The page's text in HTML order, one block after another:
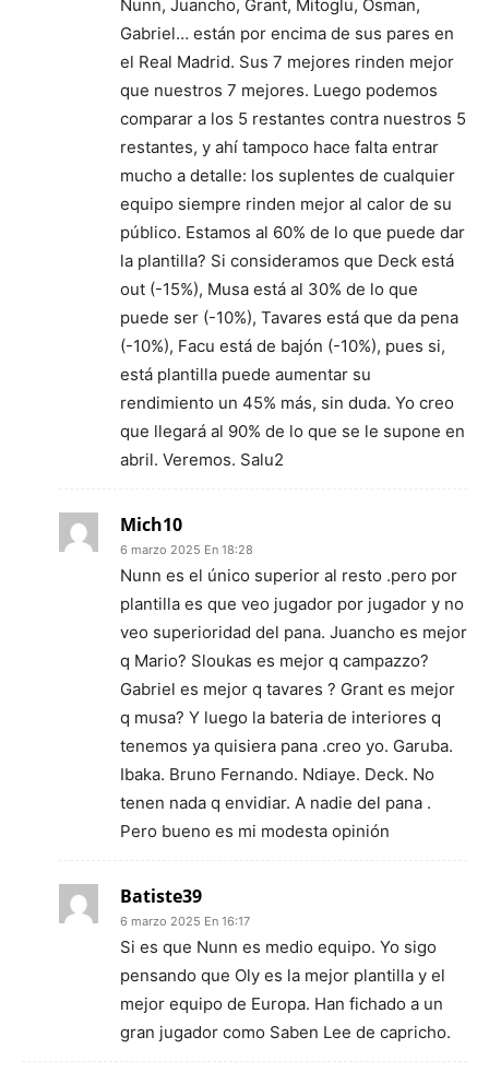
Nunn, Juancho, Grant, Mitoglu, Osman,
Gabriel… están por encima de sus pares en
el Real Madrid. Sus 7 mejores rinden mejor
que nuestros 7 mejores. Luego podemos
comparar a los 5 restantes contra nuestros 5
restantes, y ahí tampoco hace falta entrar
mucho a detalle: los suplentes de cualquier
equipo siempre rinden mejor al calor de su
público. Estamos al 60% de lo que puede dar
la plantilla? Si consideramos que Deck está
out (-15%), Musa está al 30% de lo que
puede ser (-10%), Tavares está que da pena
(-10%), Facu está de bajón (-10%), pues si,
está plantilla puede aumentar su
rendimiento un 45% más, sin duda. Yo creo
que llegará al 90% de lo que se le supone en
abril. Veremos. Salu2
Mich10
6 marzo 2025 En 18:28
Nunn es el único superior al resto .pero por
plantilla es que veo jugador por jugador y no
veo superioridad del pana. Juancho es mejor
q Mario? Sloukas es mejor q campazzo?
Gabriel es mejor q tavares ? Grant es mejor
q musa? Y luego la bateria de interiores q
tenemos ya quisiera pana .creo yo. Garuba.
Ibaka. Bruno Fernando. Ndiaye. Deck. No
tenen nada q envidiar. A nadie del pana .
Pero bueno es mi modesta opinión
Batiste39
6 marzo 2025 En 16:17
Si es que Nunn es medio equipo. Yo sigo
pensando que Oly es la mejor plantilla y el
mejor equipo de Europa. Han fichado a un
gran jugador como Saben Lee de capricho.